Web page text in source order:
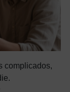
complicados,